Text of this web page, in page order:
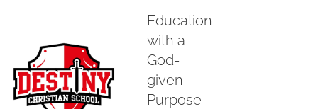
Education
with a
God-
given
Purpose